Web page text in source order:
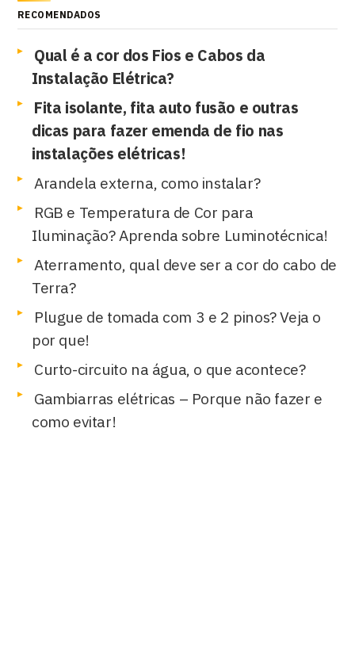
RECOMENDADOS
Qual é a cor dos Fios e Cabos da
Instalação Elétrica?
Fita isolante, fita auto fusão e outras
dicas para fazer emenda de fio nas
instalações elétricas!
Arandela externa, como instalar?
RGB e Temperatura de Cor para
Iluminação? Aprenda sobre Luminotécnica!
Aterramento, qual deve ser a cor do cabo de
Terra?
Plugue de tomada com 3 e 2 pinos? Veja o
por que!
Curto-circuito na água, o que acontece?
Gambiarras elétricas – Porque não fazer e
como evitar!